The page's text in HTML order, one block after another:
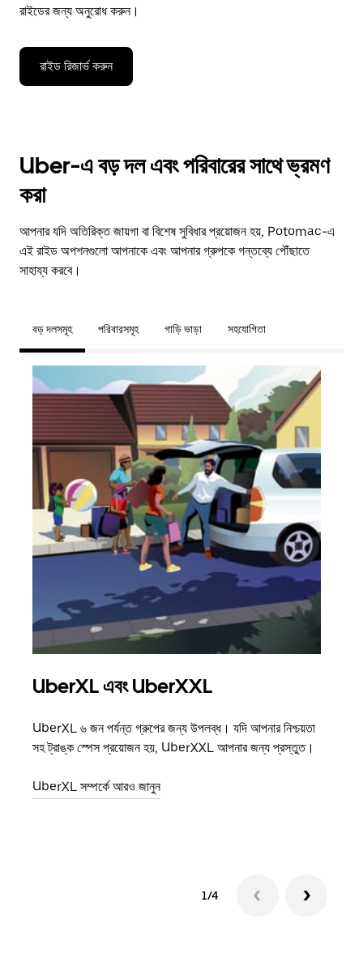
রাইডের জন্য অনুরোধ করুন।
রাইড রিজার্ভ করুন
Uber-এ বড় দল এবং পরিবারের সাথে ভ্রমণ
করা
আপনার যদি অতিরিক্ত জায়গা বা বিশেষ সুবিধার প্রয়োজন হয়, Potomac-এ
এই রাইড অপশনগুলো আপনাকে এবং আপনার গ্রুপকে গন্তব্যে পৌঁছাতে
সাহায্য করবে।
বড় দলসমূহ পরিবারসমূহ গাড়ি ভাড়া সহযোগিতা
UberXL এবং UberXXL
UberXL ৬ জন পর্যন্ত গ্রুপের জন্য উপলব্ধ। যদি আপনার নিশ্চয়তা
সহ ট্রাঙ্ক স্পেস প্রয়োজন হয়, UberXXL আপনার জন্য প্রস্তুত।
UberXL সম্পর্কে আরও জানুন
1/4